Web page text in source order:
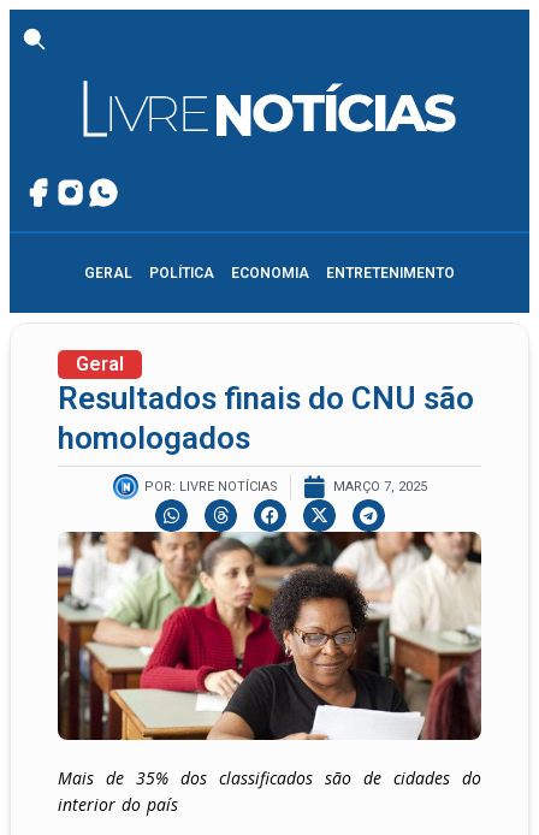
GERAL POLÍTICA ECONOMIA ENTRETENIMENTO
Geral
Resultados finais do CNU são
homologados
POR: LIVRE NOTÍCIAS MARÇO 7, 2025
Mais de 35% dos classificados são de cidades do
interior do país